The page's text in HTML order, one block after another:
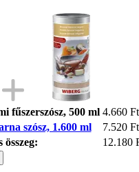
fűszerszósz, 500 ml 4.660 Ft
szósz, 1.600 ml
7.520 Ft
összeg:
12.180